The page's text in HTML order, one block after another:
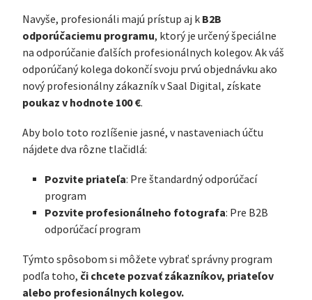
Navyše, profesionáli majú prístup aj k B2B
odporúčaciemu programu, ktorý je určený špeciálne
na odporúčanie ďalších profesionálnych kolegov. Ak váš
odporúčaný kolega dokončí svoju prvú objednávku ako
nový profesionálny zákazník v Saal Digital, získate
poukaz v hodnote 100 €.
Aby bolo toto rozlíšenie jasné, v nastaveniach účtu
nájdete dva rôzne tlačidlá:
Pozvite priateľa: Pre štandardný odporúčací
program
Pozvite profesionálneho fotografa: Pre B2B
odporúčací program
Týmto spôsobom si môžete vybrať správny program
podľa toho, či chcete pozvať zákazníkov, priateľov
alebo profesionálnych kolegov.